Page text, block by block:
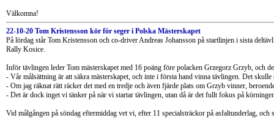
Välkomna!
22-10-20 Tom Kristensson kör för seger i Polska Mästerskapet
På lördag står Tom Kristensson och co-driver Andreas Johansson på startlinjen i sista
Rally Kosice.
Inför tävlingen leder Tom mästerskapet med 16 poäng före polacken Grzegorz Grzyb, och
- Vår målsättning är att säkra mästerskapet, och inte i första hand vinna tävlingen. Det
- Om jag räknat rätt räcker det med en tredje och även fjärde plats om Grzyb vinner,
- Det är dock inget vi tänker på när vi startar tävlingen, utan då är det fullt fokus på
Vid målgången på söndag eftermiddag vet vi, efter 11 specialsträckor på asfaltunderlag, och